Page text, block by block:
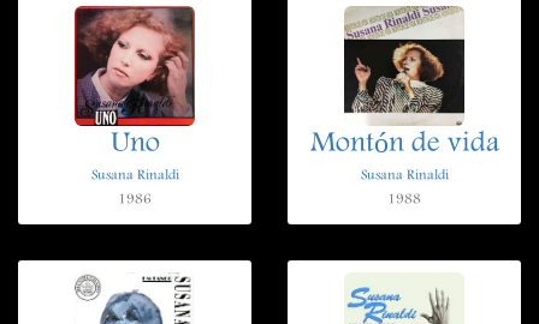
Uno
Susana Rinaldi
1986
Montón de vida
Susana Rinaldi
1988